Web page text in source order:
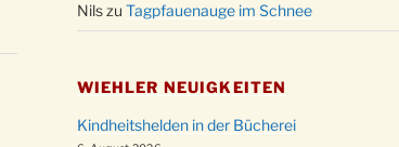
20.12.
Nilszu Tagpfauenauge im Schnee
WIEHLER NEUIGKEITEN
Kindheitshelden in der Bücherei